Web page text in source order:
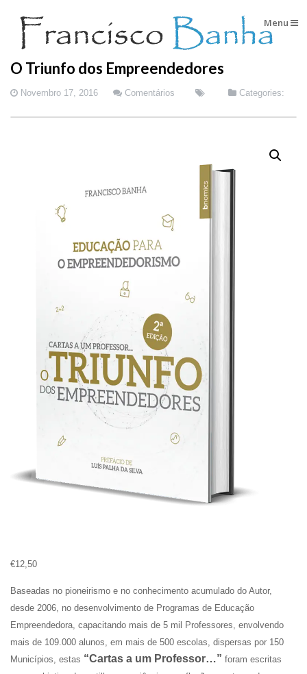
Menu
O Triunfo dos Empreendedores
Novembro 17, 2016 Comentários Categories:
€12,50
Baseadas no pioneirismo e no conhecimento acumulado do Autor,
desde 2006, no desenvolvimento de Programas de Educação
Empreendedora, capacitando mais de 5 mil Professores, envolvendo
mais de 109.000 alunos, em mais de 500 escolas, dispersas por 150
Municípios, estas “Cartas a um Professor…” foram escritas